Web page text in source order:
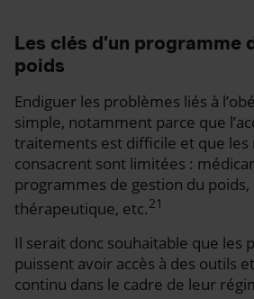
Les clés d’un programme
poids
Endiguer les problèmes liés à
simple, notamment parce que
traitements est difficile et que les
consacrent sont limitées :
programmes de gestion du poids,
thérapeutique, etc.21
Il serait donc souhaitable que les
puissent avoir accès à des outils
continu dans le cadre de leur